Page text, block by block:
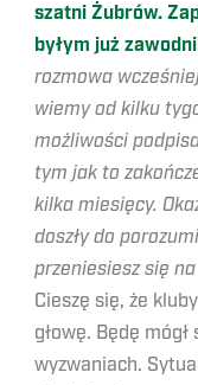
szatni Żubrów.
byłym już
rozmowa
wiemy od kilku
możliwości
tym jak to
kilka miesięcy.
doszły do
przeniesiesz się
Cieszę się, że
głowę. Będę
wyzwaniach.